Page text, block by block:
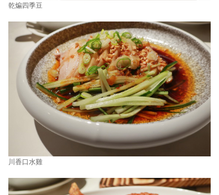
乾煸四季豆
川香口水雞